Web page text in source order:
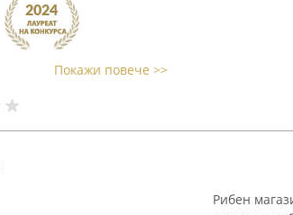
Покажи повече >>
Рибен